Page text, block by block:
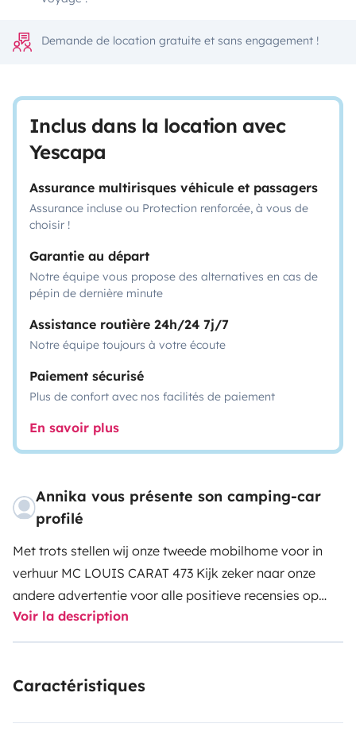
Demande de location gratuite et sans engagement !
Inclus dans la location avec
Yescapa
Assurance multirisques véhicule et passagers
Assurance incluse ou Protection renforcée, à vous de
choisir !
Garantie au départ
Notre équipe vous propose des alternatives en cas de
pépin de dernière minute
Assistance routière 24h/24 7j/7
Notre équipe toujours à votre écoute
Paiement sécurisé
Plus de confort avec nos facilités de paiement
En savoir plus
Annika vous présente son camping-car
profilé
Met trots stellen wij onze tweede mobilhome voor in
verhuur MC LOUIS CARAT 473 Kijk zeker naar onze
andere advertentie voor alle positieve recensies op
Goboony.Luxe twinbedden achteraan (extra groot 2-3
pers) , elektrisch liftbed (2 pers) vooraan, led- en
in de slaapkamer , douche en wc apart, keuken met
Voir la description
Caractéristiques